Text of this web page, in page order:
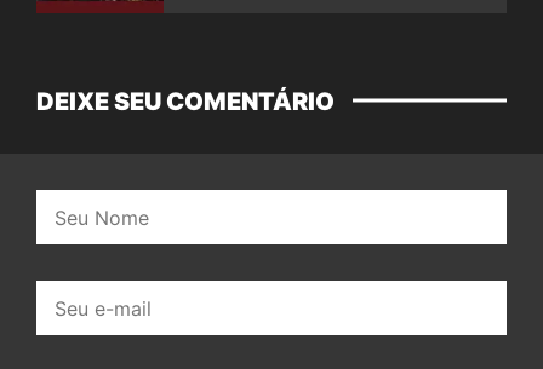
DEIXE SEU COMENTÁRIO
mail: